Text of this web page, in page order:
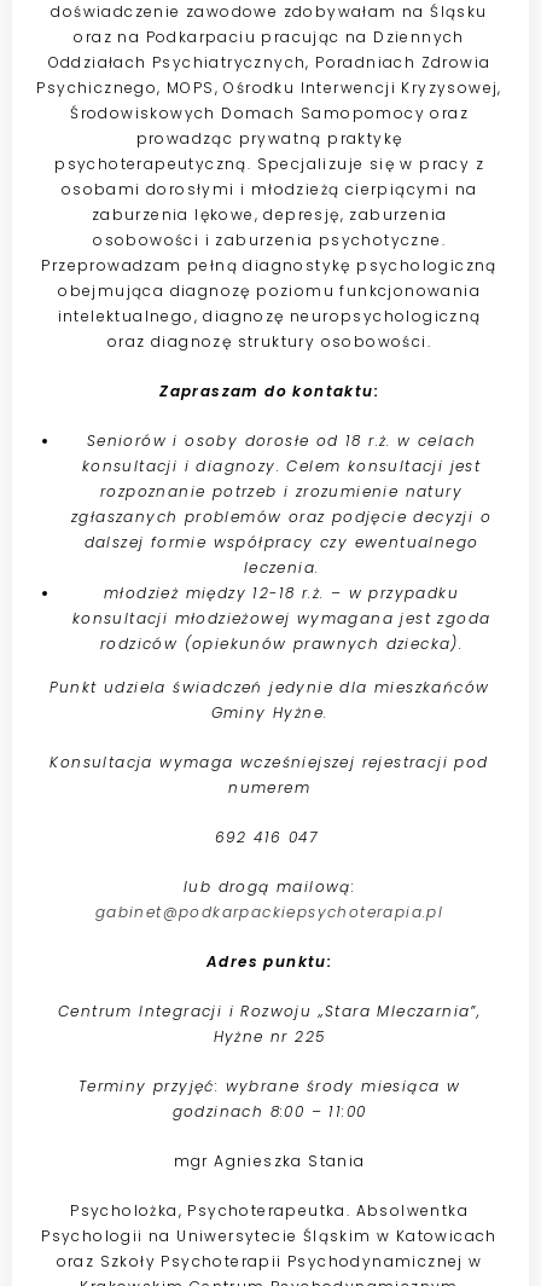
doświadczenie zawodowe zdobywałam na Śląsku
oraz na Podkarpaciu pracując na Dziennych
Oddziałach Psychiatrycznych, Poradniach Zdrowia
Psychicznego, MOPS, Ośrodku Interwencji Kryzysowej,
Środowiskowych Domach Samopomocy oraz
prowadząc prywatną praktykę
psychoterapeutyczną. Specjalizuje się w pracy z
osobami dorosłymi i młodzieżą cierpiącymi na
zaburzenia lękowe, depresję, zaburzenia
osobowości i zaburzenia psychotyczne.
Przeprowadzam pełną diagnostykę psychologiczną
obejmująca diagnozę poziomu funkcjonowania
intelektualnego, diagnozę neuropsychologiczną
oraz diagnozę struktury osobowości.
Zapraszam do kontaktu:
Seniorów i osoby dorosłe od 18 r.ż. w celach
konsultacji i diagnozy. Celem konsultacji jest
rozpoznanie potrzeb i zrozumienie natury
zgłaszanych problemów oraz podjęcie decyzji o
dalszej formie współpracy czy ewentualnego
leczenia.
młodzież między 12-18 r.ż. – w przypadku
konsultacji młodzieżowej wymagana jest zgoda
rodziców (opiekunów prawnych dziecka).
Punkt udziela świadczeń jedynie dla mieszkańców
Gminy Hyżne.
Konsultacja wymaga wcześniejszej rejestracji pod
numerem
692 416 047
lub drogą mailową:
gabinet@podkarpackiepsychoterapia.pl
Adres punktu:
Centrum Integracji i Rozwoju „Stara Mleczarnia”,
Hyżne nr 225
Terminy przyjęć: wybrane środy miesiąca w
godzinach 8:00 – 11:00
mgr Agnieszka Stania
Psycholożka, Psychoterapeutka. Absolwentka
Psychologii na Uniwersytecie Śląskim w Katowicach
oraz Szkoły Psychoterapii Psychodynamicznej w